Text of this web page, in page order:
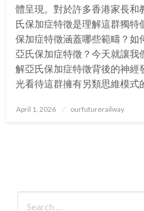
體呈現。對於許多香港家長和
氏保加症特徵是理解這群獨特
保加症特徵涵蓋哪些範疇？如
亞氏保加症特徵？今天就讓我
解亞氏保加症特徵背後的神經
光看待這群擁有另類思維模式
Posted
April 1, 2026 ourfuturerailway